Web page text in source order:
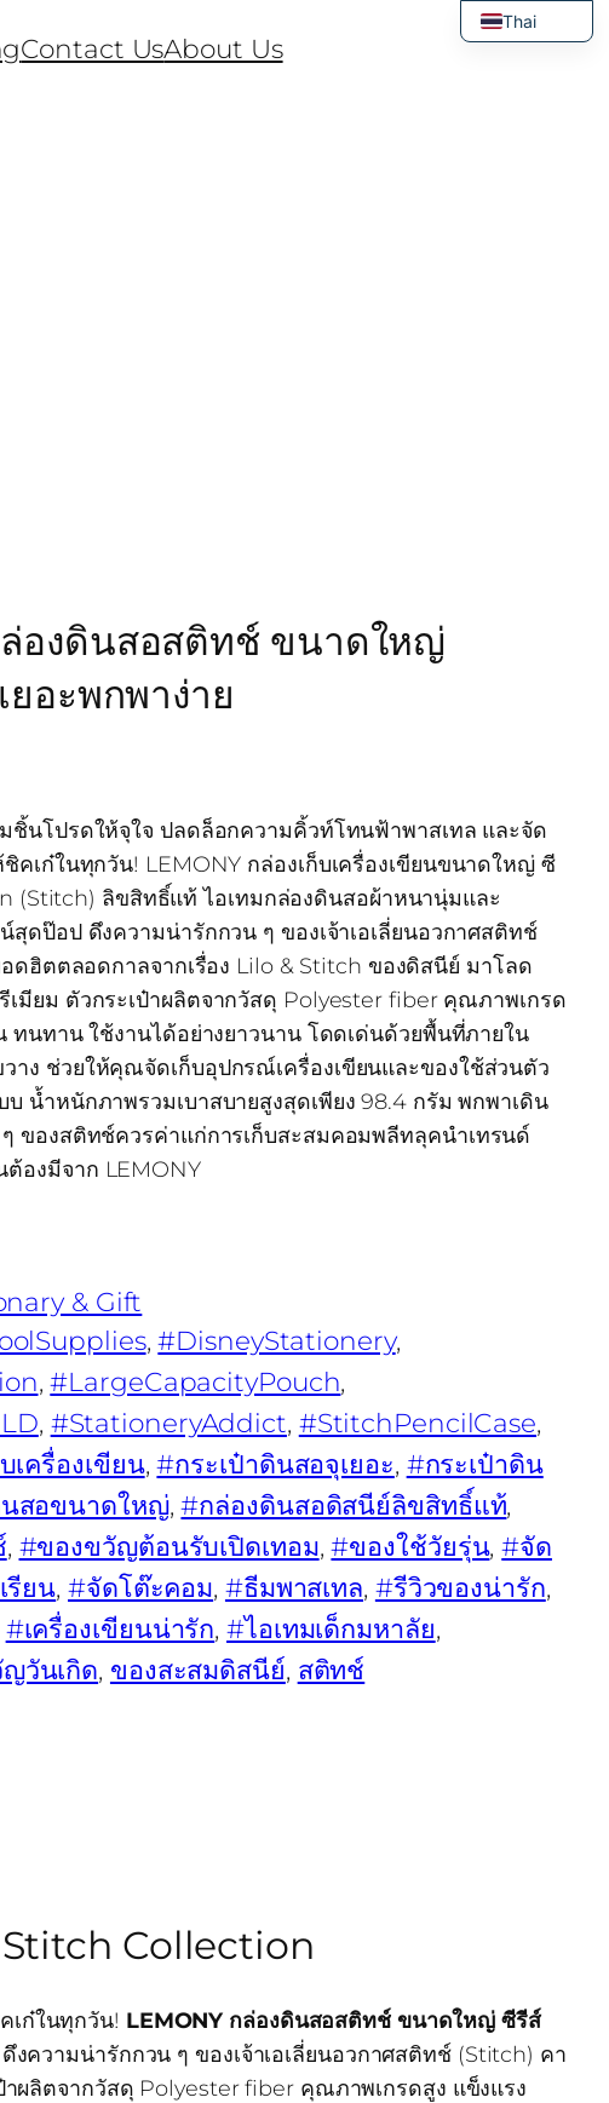
Contact UsAbout Us
องดินสอสติทช์ ขนาดใหญ่
อะพกพาง่าย
มชิ้นโปรดให้จุใจ ปลดล็อกความคิ้วท์โทนฟ้าพาสเทล และจัด
ชิคเก๋ในทุกวัน! LEMONY กล่องเก็บเครื่องเขียนขนาดใหญ่ ซี
(Stitch) ลิขสิทธิ์แท้ ไอเทมกล่องดินสอผ้าหนานุ่มและ
สุดป๊อป ดึงความน่ารักกวน ๆ ของเจ้าเอเลี่ยนอวกาศสติทช์
ดฮิตตลอดกาลจากเรื่อง Lilo & Stitch ของดิสนีย์ มาโลด
เมียม ตัวกระเป๋าผลิตจากวัสดุ Polyester fiber คุณภาพเกรด
ทนทาน ใช้งานได้อย่างยาวนาน โดดเด่นด้วยพื้นที่ภายใน
าง ช่วยให้คุณจัดเก็บอุปกรณ์เครื่องเขียนและของใช้ส่วนตัว
บ น้ำหนักภาพรวมเบาสบายสูงสุดเพียง 98.4 กรัม พกพาเดิน
ของสติทช์ควรค่าแก่การเก็บสะสมคอมพลีทลุคนำเทรนด์
องมีจาก LEMONY
& Gift
, #DisneyStationery
, #LargeCapacityPouch
, #StationeryAddict, #StitchPencilCase
เครื่องเขียน, #กระเป๋าดินสอจุเยอะ, #กระเป๋าดิน
สอขนาดใหญ่, #กล่องดินสอดิสนีย์ลิขสิทธิ์แท้
, #ของขวัญต้อนรับเปิดเทอม, #ของใช้วัยรุ่น, #จัด
รียน, #จัดโต๊ะคอม, #ธีมพาสเทล, #รีวิวของน่ารัก
#เครื่องเขียนน่ารัก, #ไอเทมเด็กมหาลัย
วันเกิด, ของสะสมดิสนีย์, สติทช์
Collection
เก๋ในทุกวัน! LEMONY กล่องดินสอสติทช์ ขนาดใหญ่ ซีรีส์
ความน่ารักกวน ๆ ของเจ้าเอเลี่ยนอวกาศสติทช์ (Stitch) คา
ผลิตจากวัสดุ Polyester fiber คุณภาพเกรดสูง แข็งแรง
Thai